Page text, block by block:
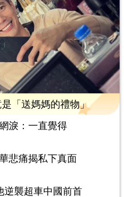
「送媽媽的禮物」
淚：一直覺得
悲痛揭私下真面
逆襲超車中國前首